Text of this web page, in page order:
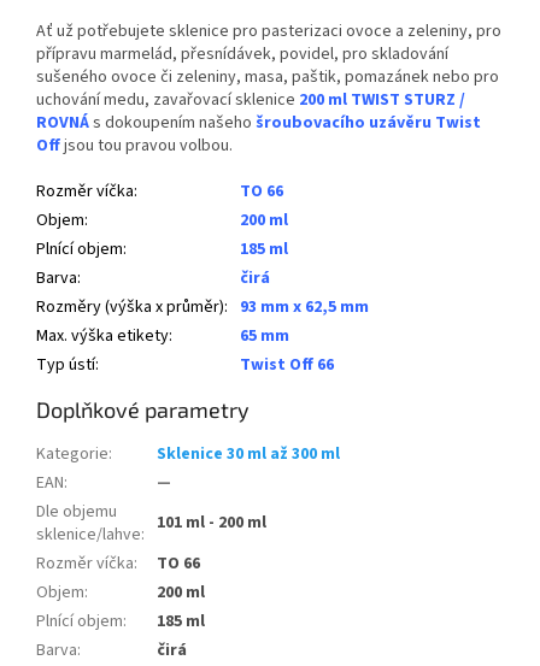
Ať už potřebujete sklenice pro pasterizaci ovoce a zeleniny, pro
přípravu marmelád, přesnídávek, povidel, pro skladování
sušeného ovoce či zeleniny, masa, paštik, pomazánek nebo pro
uchování medu, zavařovací sklenice 200 ml TWIST STURZ /
ROVNÁs dokoupením našeho šroubovacího uzávěru Twist
Offjsou tou pravou volbou.
Rozměr víčka:
TO 66
Objem:
200 ml
Plnící objem:
185 ml
Barva:
čirá
Rozměry (výška x průměr): 93 mm x 62,5 mm
Max. výška etikety:
65 mm
Typ ústí: Twist Off 66
Doplňkové parametry
Kategorie:
Sklenice 30 ml až 300 ml
EAN:
—
Dle objemu
sklenice/lahve: 101 ml - 200 ml
Rozměr víčka:
TO 66
Objem:
200 ml
Plnící objem:
185 ml
Barva:
čirá